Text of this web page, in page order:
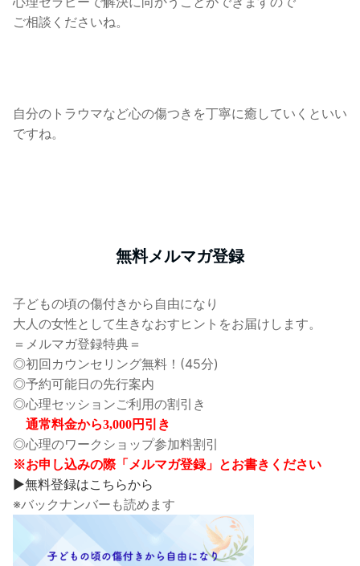
ご相談くださいね。
自分のトラウマなど心の傷つきを丁寧に癒していくといい
ですね。
無料メルマガ登録
子どもの頃の傷付きから自由になり
大人の女性として生きなおすヒントをお届けします。
＝メルマガ登録特典＝
◎初回カウンセリング無料！(45分)
◎予約可能日の先行案内
◎心理セッションご利用の割引き
通常料金から3,000円引き
◎心理のワークショップ参加料割引
※お申し込みの際「メルマガ登録」とお書きください
▶無料登録はこちらから
※バックナンバーも読めます